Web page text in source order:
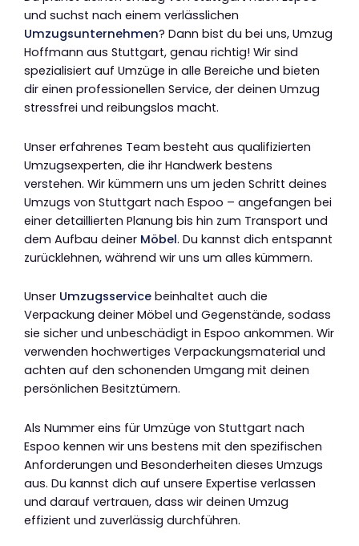
und suchst nach einem verlässlichen
Umzugsunternehmen? Dann bist du bei uns, Umzug
Hoffmann aus Stuttgart, genau richtig! Wir sind
spezialisiert auf Umzüge in alle Bereiche und bieten
dir einen professionellen Service, der deinen Umzug
stressfrei und reibungslos macht.
Unser erfahrenes Team besteht aus qualifizierten
Umzugsexperten, die ihr Handwerk bestens
verstehen. Wir kümmern uns um jeden Schritt deines
Umzugs von Stuttgart nach Espoo – angefangen bei
einer detaillierten Planung bis hin zum Transport und
dem Aufbau deiner Möbel. Du kannst dich entspannt
zurücklehnen, während wir uns um alles kümmern.
Unser Umzugsservice beinhaltet auch die
Verpackung deiner Möbel und Gegenstände, sodass
sie sicher und unbeschädigt in Espoo ankommen. Wir
verwenden hochwertiges Verpackungsmaterial und
achten auf den schonenden Umgang mit deinen
persönlichen Besitztümern.
Als Nummer eins für Umzüge von Stuttgart nach
Espoo kennen wir uns bestens mit den spezifischen
Anforderungen und Besonderheiten dieses Umzugs
aus. Du kannst dich auf unsere Expertise verlassen
und darauf vertrauen, dass wir deinen Umzug
effizient und zuverlässig durchführen.